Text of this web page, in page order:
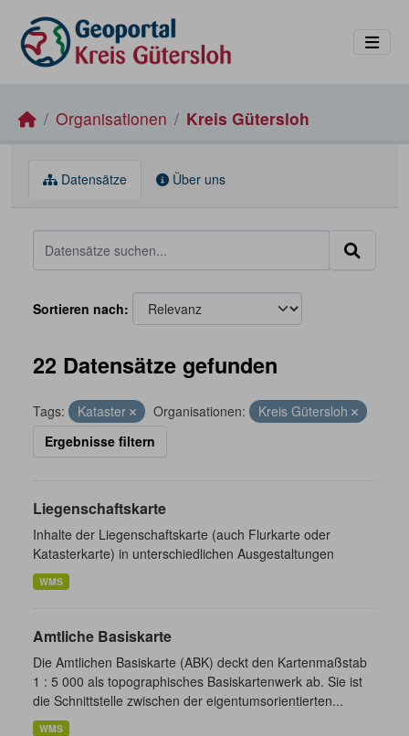
Organisationen Kreis Gütersloh
Datensätze Über uns
Sortieren nach
22 Datensätze gefunden
Tags: Kataster Organisationen:
Kreis Gütersloh
Ergebnisse filtern
Liegenschaftskarte
Inhalte der Liegenschaftskarte (auch Flurkarte oder
Katasterkarte) in unterschiedlichen Ausgestaltungen
WMS
Amtliche Basiskarte
Die Amtlichen Basiskarte (ABK) deckt den Kartenmaßstab
1 : 5 000 als topographisches Basiskartenwerk ab. Sie ist
die Schnittstelle zwischen der eigentumsorientierten...
WMS